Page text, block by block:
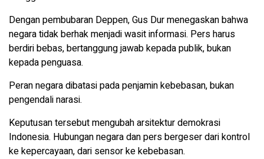
Dengan pembubaran Deppen, Gus Dur menegaskan bahwa
negara tidak berhak menjadi wasit informasi. Pers harus
berdiri bebas, bertanggung jawab kepada publik, bukan
kepada penguasa.
Peran negara dibatasi pada penjamin kebebasan, bukan
pengendali narasi.
Keputusan tersebut mengubah arsitektur demokrasi
Indonesia. Hubungan negara dan pers bergeser dari kontrol
ke kepercayaan, dari sensor ke kebebasan.